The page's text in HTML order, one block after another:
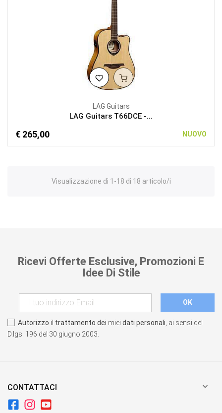
LAG Guitars
LAG Guitars T66DCE -...
€ 265,00 NUOVO
Visualizzazione di 1-18 di 18 articolo/i
Ricevi Offerte Esclusive, Promozioni E
Idee Di Stile
Autorizzo il trattamento dei miei dati personali , ai sensi del
D.lgs. 196 del 30 giugno 2003.
CONTATTACI 